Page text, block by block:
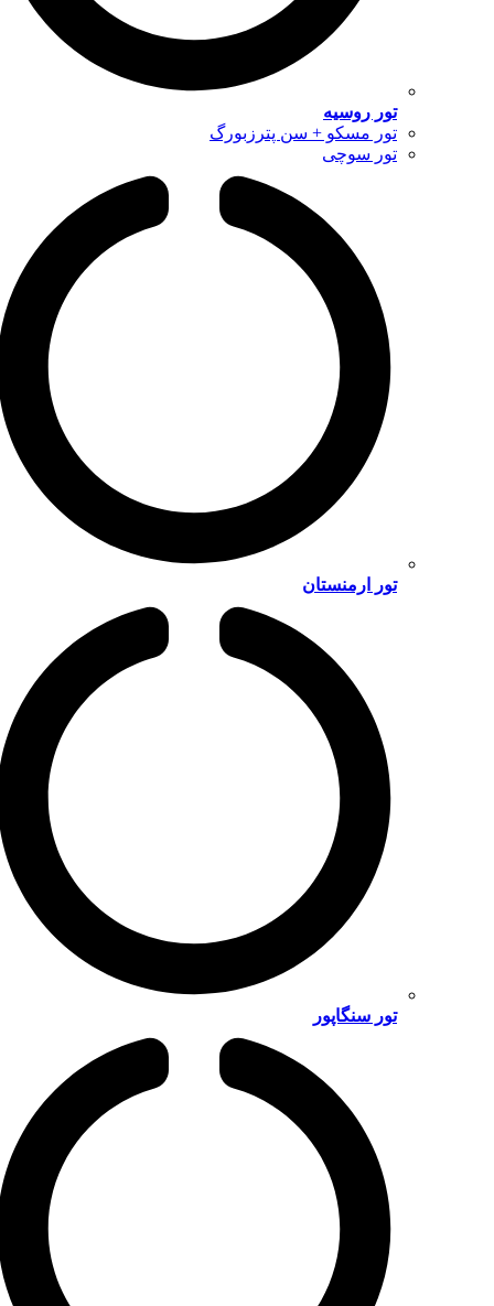
تور روسیه
تور مسکو + سن پترزبورگ
تور سوچی
تور ارمنستان
تور سنگاپور